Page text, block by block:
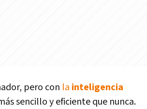
pero con la inteligencia
sencillo y eficiente que nunca.